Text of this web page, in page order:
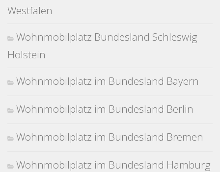
Westfalen
Wohnmobilplatz Bundesland Schleswig
Holstein
Wohnmobilplatz im Bundesland Bayern
Wohnmobilplatz im Bundesland Berlin
Wohnmobilplatz im Bundesland Bremen
Wohnmobilplatz im Bundesland Hamburg